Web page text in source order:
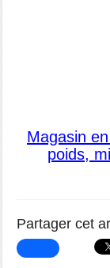
Magasin
poids,
Partager cet